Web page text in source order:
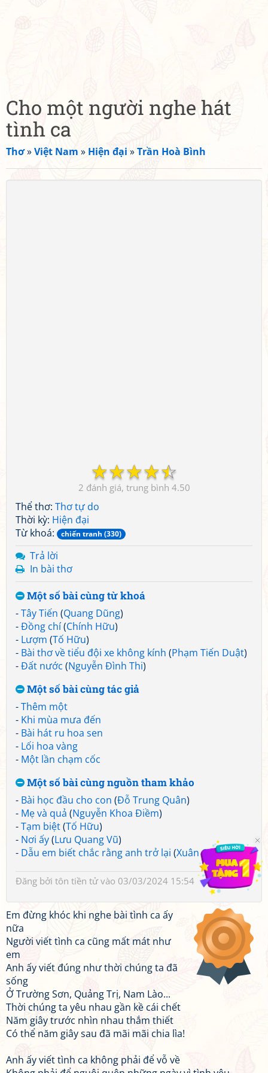
Cho một người nghe hát
tình ca
Thơ»Việt Nam » Hiện đại »Trần Hoà Bình
☆
☆
☆
☆
☆
2 4.50
Thể thơ: Thơ tự do
Thời kỳ: Hiện đại
Từ khoá:
chiến tranh (330)
Trả lời
In bài thơ
Một số bài cùng từ khoá
-Tây Tiến (Quang Dũng)
-Đồng chí(Chính Hữu)
- Lượm (Tố Hữu)
- Bài thơ về tiểu đội xe không kính (Phạm Tiến Duật)
-Đất nước (Nguyễn Đình Thi)
Một số bài cùng tác giả
-Thêm một
- Khi mùa mưa đến
- Bài hát ru hoa sen
- Lối hoa vàng
- Một lần chạm cốc
Một số bài cùng nguồn tham khảo
- Bài học đầu cho con (Đỗ Trung Quân)
- Mẹ và quả (Nguyễn Khoa Điềm)
-Tạm biệt(Tố Hữu)
- Nơi ấy(Lưu Quang Vũ)
- Dẫu em biết chắc rằng anh trở lại (Xuân Quỳnh)
Đăng bởi tôn tiền tửvào 03/03/2024 15:54
Em đừng khóc khi nghe bài tình ca ấy
nữa
Người viết tình ca cũng mất mát như
em
Anh ấy viết đúng như thời chúng ta đã
sống
Ở Trường Sơn, Quảng Trị, Nam Lào...
Thời chúng ta yêu nhau gần kề cái chết
Năm giây trước nhìn nhau thắm thiết
Có thể năm giây sau đã mãi mãi chia lìa!
Anh ấy viết tình ca không phải để vỗ về